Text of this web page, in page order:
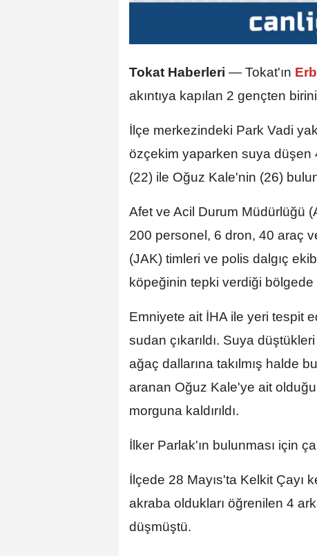
Tokat Haberleri — Tokat'ın
akıntıya kapılan 2 gençten
İlçe merkezindeki Park Vadi
özçekim yaparken suya düşen
(22) ile Oğuz Kale'nin (26)
Afet ve Acil Durum Müdürlüğü
200 personel, 6 dron, 40 araç
(JAK) timleri ve polis dalgıç
köpeğinin tepki verdiği bölgede
Emniyete ait İHA ile yeri tespit
sudan çıkarıldı. Suya
ağaç dallarına takılmış halde
aranan Oğuz Kale'ye ait
morguna kaldırıldı.
İlker Parlak'ın bulunması için
İlçede 28 Mayıs'ta Kelkit Çayı
akraba oldukları öğrenilen 4
düşmüştü.